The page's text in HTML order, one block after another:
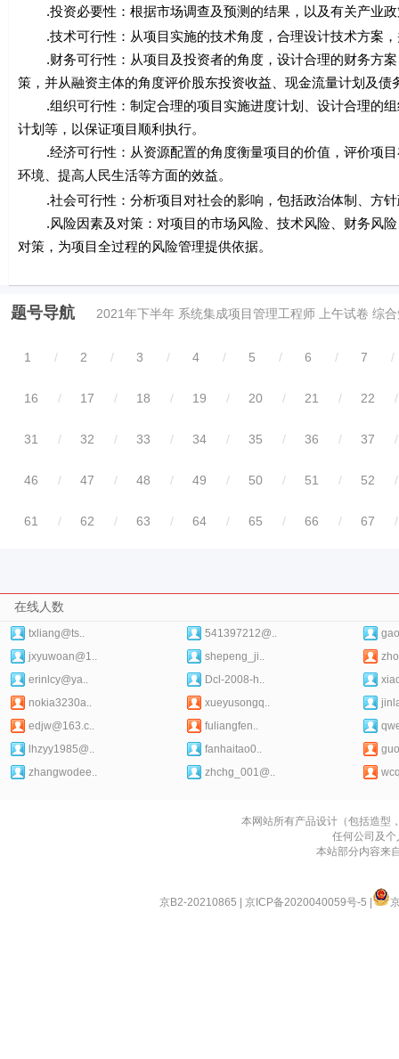
.投资必要性：根据市场调查及预测的结果，以及有关产业政
.技术可行性：从项目实施的技术角度，合理设计技术方案，
.财务可行性：从项目及投资者的角度，设计合理的财务方案
策，并从融资主体的角度评价股东投资收益、现金流量计划及债
.组织可行性：制定合理的项目实施进度计划、设计合理的组
计划等，以保证项目顺利执行。
.经济可行性：从资源配置的角度衡量项目的价值，评价项目
环境、提高人民生活等方面的效益。
.社会可行性：分析项目对社会的影响，包括政治体制、方针
.风险因素及对策：对项目的市场风险、技术风险、财务风险
对策，为项目全过程的风险管理提供依据。
题号导航 2021年下半年 系统集成项目管理工程师 上午试卷 综
1 / 2 / 3 / 4 / 5 / 6 / 7 /
16 / 17 / 18 / 19 / 20 / 21 / 22 /
31 / 32 / 33 / 34 / 35 / 36 / 37 /
46 / 47 / 48 / 49 / 50 / 51 / 52 /
61 / 62 / 63 / 64 / 65 / 66 / 67 /
在线人数
txliang@ts.. 541397212@..
jxyuwoan@1..
shepeng_ji..
erinlcy@ya..
Dcl-2008-h..
nokia3230a..
xueyusongq..
edjw@163.c..
fuliangfen..
lhzyy1985@..
fanhaitao0..
zhangwodee..
zhchg_001@..
本网站所有产品设计（包括造型
任何公司及
本站部分内容来
京B2-20210865 京ICP备2020040059号-5